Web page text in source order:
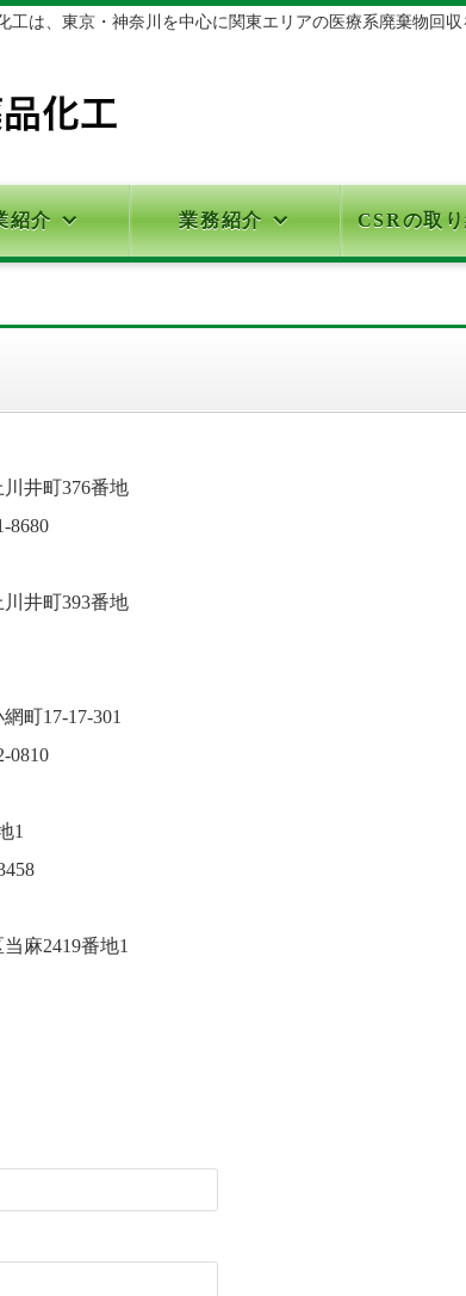
工は、東京・神奈川を中心に関東エリアの医療系廃棄物回
紹介 業務紹介 CSRの取
井町376番地
8680
井町393番地
町17-17-301
0810
1
麻2419番地1